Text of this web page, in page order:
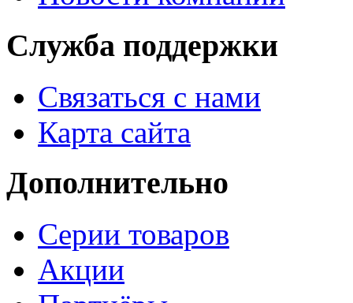
Служба поддержки
Связаться с нами
Карта сайта
Дополнительно
Серии товаров
Акции